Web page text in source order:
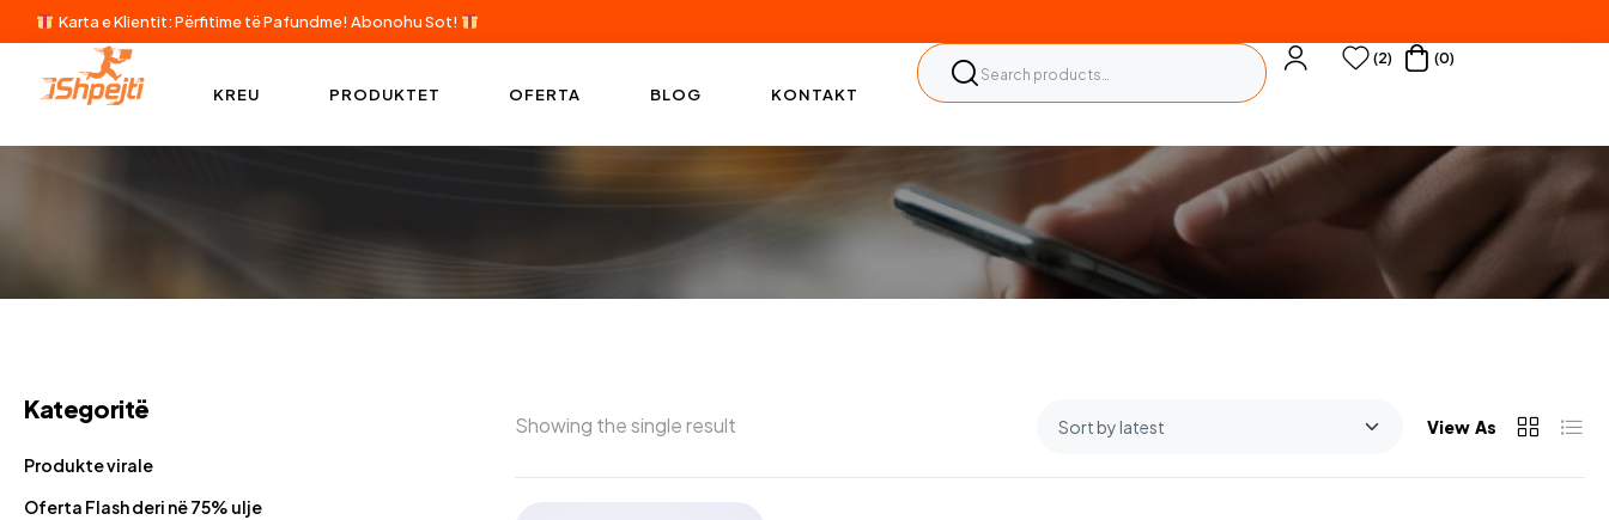
Karta e Klientit: Përfitime të Pafundme! Abonohu Sot!
KREU PRODUKTET OFERTA BLOG KONTAKT
(2) (0)
Showing the single result View As
Kategoritë
Produkte virale
Oferta Flash deri në 75% ulje